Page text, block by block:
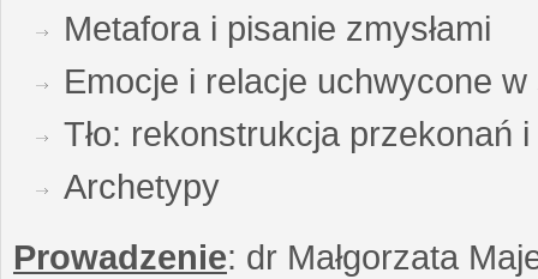
Metafora i pisanie zmysłami
Emocje i relacje uchwycone
Tło: rekonstrukcja przekonań
Archetypy
Prowadzenie: dr Małgorzata